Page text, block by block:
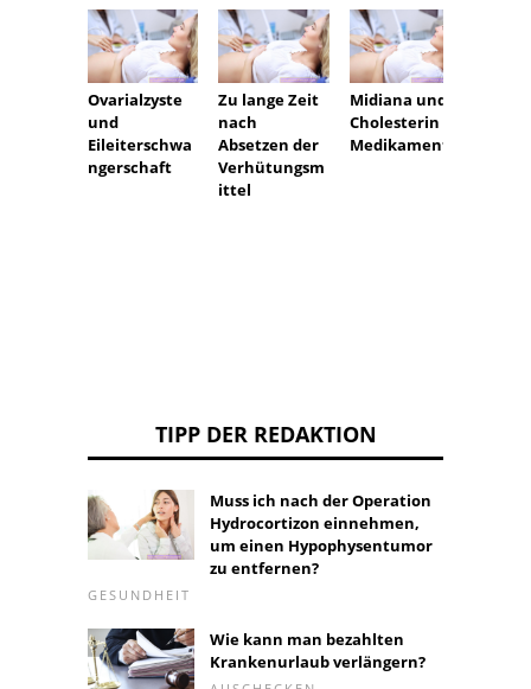
Ovarialzyste
und
Eileiterschwa
ngerschaft
Zu lange Zeit
nach
Absetzen der
Verhütungsm
ittel
Midiana und
Cholesterin
Medikamente
TIPP DER REDAKTION
Muss ich nach der Operation
Hydrocortizon einnehmen,
um einen Hypophysentumor
zu entfernen?
GESUNDHEIT
Wie kann man bezahlten
Krankenurlaub verlängern?